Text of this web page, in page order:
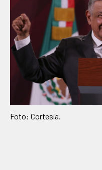
Foto: Cortesía.